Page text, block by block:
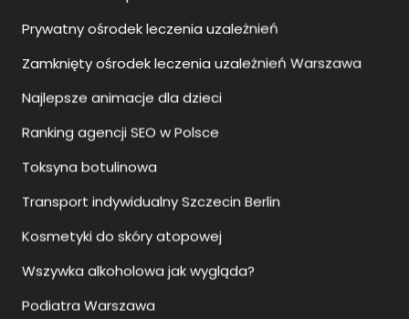
Prywatny ośrodek leczenia uzależnień
Zamknięty ośrodek leczenia uzależnień Warszawa
Najlepsze animacje dla dzieci
Ranking agencji SEO w Polsce
Toksyna botulinowa
Transport indywidualny Szczecin Berlin
Kosmetyki do skóry atopowej
Wszywka alkoholowa jak wygląda?
Podiatra Warszawa